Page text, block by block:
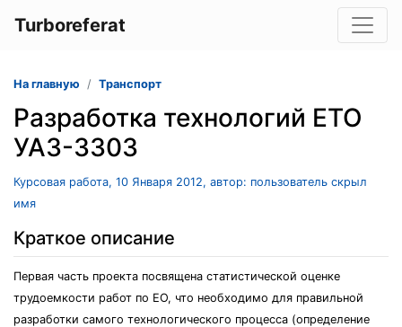
Turboreferat
На главную Транспорт
Разработка технологий ЕТО
УАЗ-3303
Курсовая работа, 10 Января 2012, автор: пользователь скрыл
имя
Краткое описание
Первая часть проекта посвящена статистической оценке
трудоемкости работ по ЕО, что необходимо для правильной
разработки самого технологического процесса (определение